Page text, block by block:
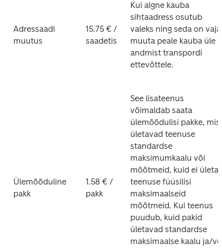
Adressaadi
muutus
15.75 € /
saadetis
Kui algne kauba
sihtaadress osutub
valeks ning seda on vaja
muuta peale kauba üle
andmist transpordi
ettevõttele.
Ülemõõduline
pakk
1.58 € /
pakk
See lisateenus
võimaldab saata
ülemõõdulisi pakke, mis
ületavad teenuse
standardse
maksimumkaalu või
mõõtmeid, kuid ei ületa
teenuse füüsilisi
maksimaalseid
mõõtmeid. Kui teenus
puudub, kuid pakid
ületavad standardse
maksimaalse kaalu ja/